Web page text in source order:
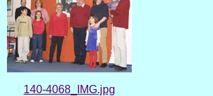
140-4068_IMG.jpg